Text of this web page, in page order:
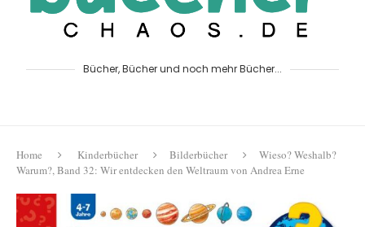
Bücher, Bücher und noch mehr Bücher...
Home Kinderbücher Bilderbücher
Wieso? Weshalb?
Warum?, Band 32: Wir entdecken den Weltraum von Andrea Erne